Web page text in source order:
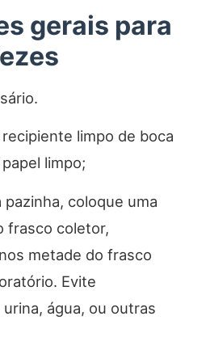
gerais para
limpo de boca
limpo;
coloque uma
frasco coletor,
metade do frasco
Evite
água, ou outras